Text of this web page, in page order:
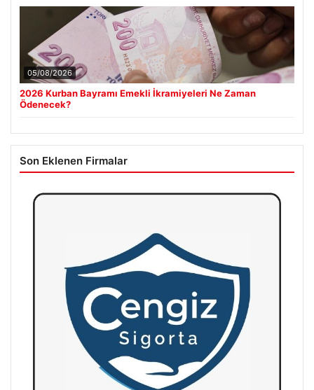
05/08/2026
2026 Kurban Bayramı Emekli İkramiyeleri Ne Zaman
Ödenecek?
Son Eklenen Firmalar